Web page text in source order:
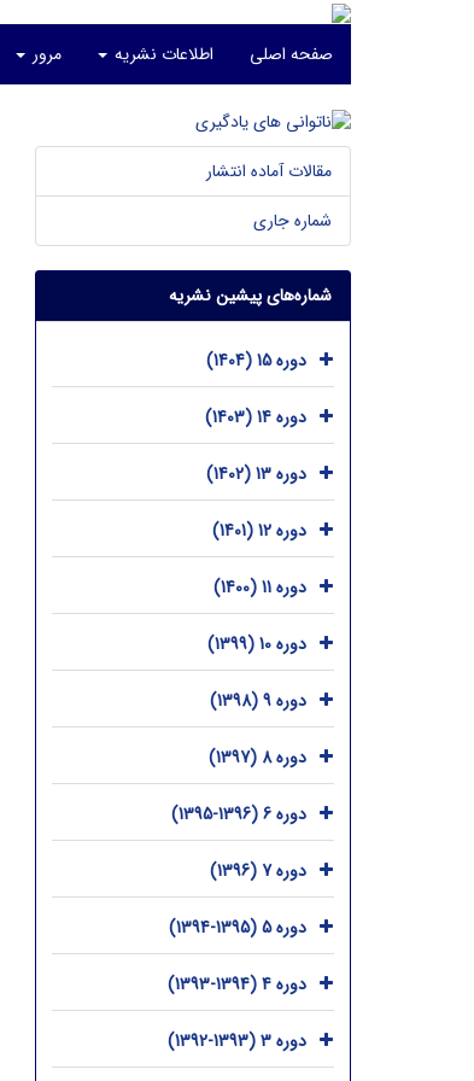
صفحه اصلی اطلاعات نشریه مرور
مقالات آماده انتشار
شماره جاری
شماره‌های پیشین نشریه
دوره 15 (1404)
دوره 14 (1403)
دوره 13 (1402)
دوره 12 (1401)
دوره 11 (1400)
دوره 10 (1399)
دوره 9 (1398)
دوره 8 (1397)
دوره 6 (1396-1395)
دوره 7 (1396)
دوره 5 (1395-1394)
دوره 4 (1394-1393)
دوره 3 (1393-1392)